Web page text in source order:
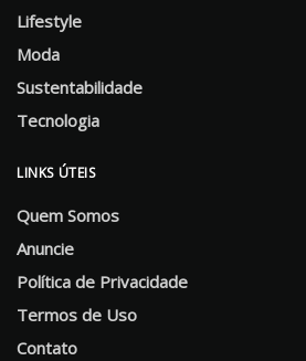
Lifestyle
Moda
Sustentabilidade
Tecnologia
LINKS ÚTEIS
Quem Somos
Anuncie
Política de Privacidade
Termos de Uso
Contato